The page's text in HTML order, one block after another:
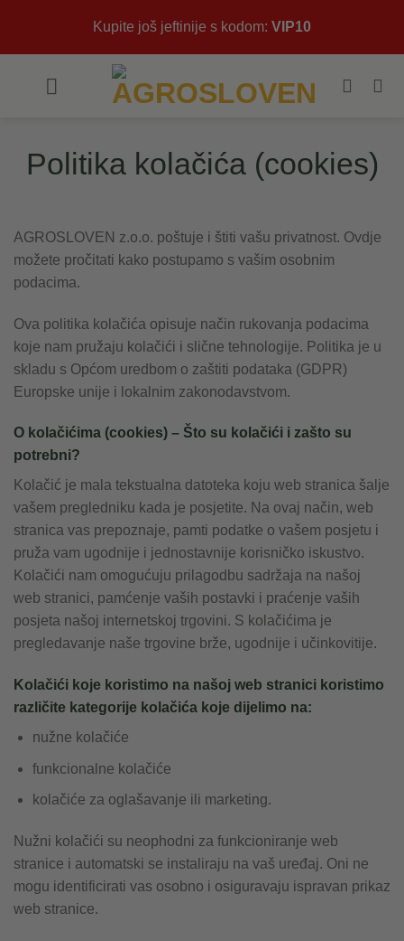
content
Kupite još jeftinije s kodom: VIP10
Politika kolačića (cookies)
AGROSLOVEN z.o.o. poštuje i štiti vašu privatnost. Ovdje
možete pročitati kako postupamo s vašim osobnim
podacima.
Ova politika kolačića opisuje način rukovanja podacima
koje nam pružaju kolačići i slične tehnologije. Politika je u
skladu s Općom uredbom o zaštiti podataka (GDPR)
Europske unije i lokalnim zakonodavstvom.
O kolačićima (cookies) – Što su kolačići i zašto su
potrebni?
Kolačić je mala tekstualna datoteka koju web stranica šalje
vašem pregledniku kada je posjetite. Na ovaj način, web
stranica vas prepoznaje, pamti podatke o vašem posjetu i
pruža vam ugodnije i jednostavnije korisničko iskustvo.
Kolačići nam omogućuju prilagodbu sadržaja na našoj
web stranici, pamćenje vaših postavki i praćenje vaših
posjeta našoj internetskoj trgovini. S kolačićima je
pregledavanje naše trgovine brže, ugodnije i učinkovitije.
Kolačići koje koristimo na našoj web stranici koristimo
različite kategorije kolačića koje dijelimo na:
nužne kolačiće
funkcionalne kolačiće
kolačiće za oglašavanje ili marketing.
Nužni kolačići su neophodni za funkcioniranje web
stranice i automatski se instaliraju na vaš uređaj. Oni ne
mogu identificirati vas osobno i osiguravaju ispravan prikaz
web stranice.